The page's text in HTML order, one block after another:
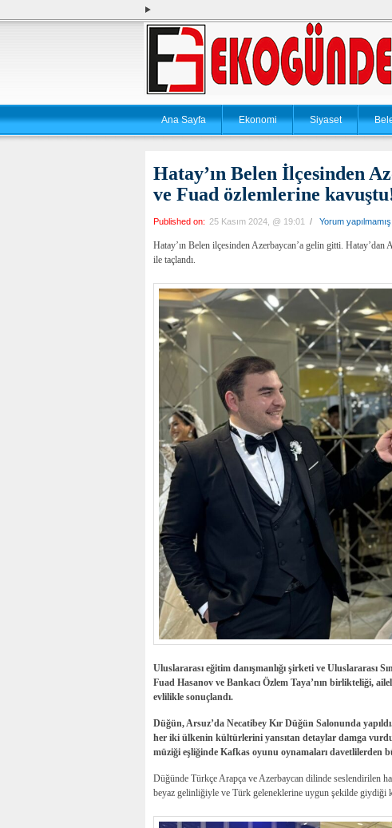
Ana Sayfa Ekonomi Siyaset
Hatay’ın Belen İlçesinden
ve Fuad özlemlerine
Published on: 25 Kasım 2024, @ 19:01 / Yorum yapılmamış
Hatay’ın Belen ilçesinden Azerbaycan’a gelin gitti.
ile taçlandı.
Uluslararası eğitim danışmanlığı şirketi ve Uluslararası
Fuad Hasanov ve Bankacı Özlem Taya’nın birlikteliği,
evlilikle sonuçlandı.
Düğün, Arsuz’da Necatibey Kır Düğün Salonunda
her iki ülkenin kültürlerini yansıtan detaylar damga
müziği eşliğinde Kafkas oyunu oynamaları davetlilerden
Düğünde Türkçe Arapça ve Azerbaycan dilinde seslendirilen
beyaz gelinliğiyle ve Türk geleneklerine uygun şekilde giydiği